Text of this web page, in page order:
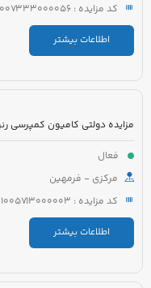
کد مزایده : 5220007333000056
اطلاعات بیشتر
مزایده دولتی کامیون کمپرسی
فعال
مرکزی - فرمهین
کد مزایده : 5021005713000003
اطلاعات بیشتر